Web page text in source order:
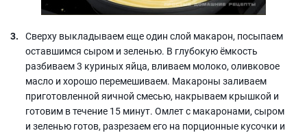
Сверху выкладываем еще один слой макарон, посыпаем
оставшимся сыром и зеленью. В глубокую ёмкость
разбиваем 3 куриных яйца, вливаем молоко, оливковое
масло и хорошо перемешиваем. Макароны заливаем
приготовленной яичной смесью, накрываем крышкой и
готовим в течение 15 минут. Омлет с макаронами, сыром
и зеленью готов, разрезаем его на порционные кусочки и